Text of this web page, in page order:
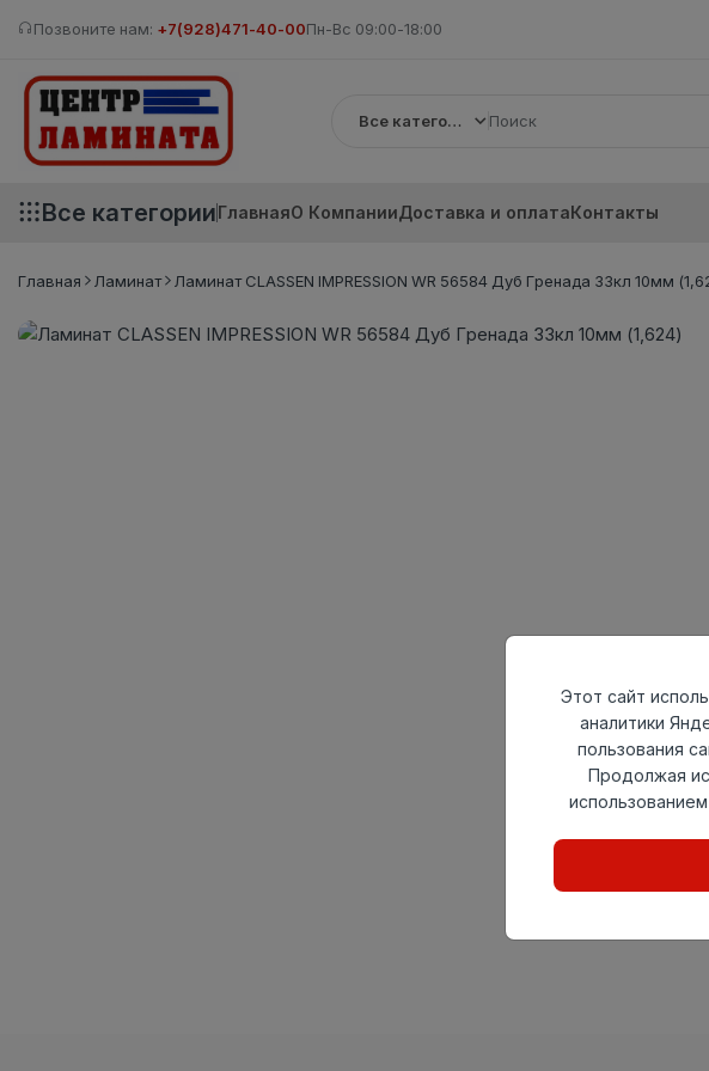
Позвоните нам: +7(928)471-40-00Пн-Вс 09:00-18:00
Все категории
Все категорииГлавнаяО КомпанииДоставка и оплатаКонтакты
Главная Ламинат Ламинат CLASSEN IMPRESSION WR 56584 Дуб Гренада 33кл 10мм
Этот сайт
аналитики
пользования
Продолжая